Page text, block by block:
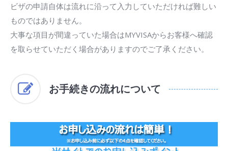
ビザの申請自体は流れに沿って入力していただければ難しい
ものではありません。
大事な項目が間違っていた場合はMYVISAからお客様へ確認
を取らせていただく場合がありますのでご了承ください。
お手続きの流れについて